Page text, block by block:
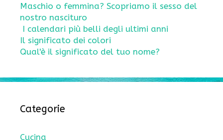
Maschio o femmina? Scopriamo il sesso del
nostro nascituro
I calendari più belli degli ultimi anni
Il significato dei colori
Qual'è il significato del tuo nome?
Categorie
Cucina